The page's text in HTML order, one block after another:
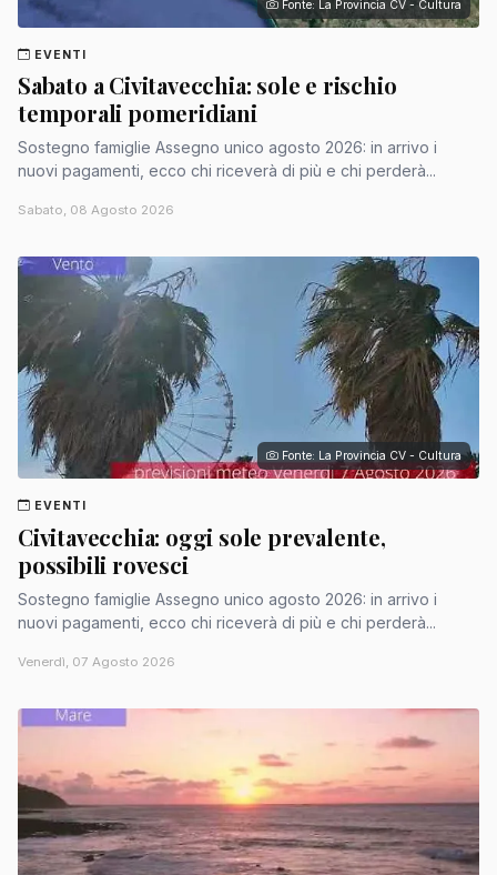
Fonte: La Provincia CV - Cultura
EVENTI
Sabato a Civitavecchia: sole e rischio
temporali pomeridiani
Sostegno famiglie Assegno unico agosto 2026: in arrivo i
nuovi pagamenti, ecco chi riceverà di più e chi perderà...
Sabato, 08 Agosto 2026
Fonte: La Provincia CV - Cultura
EVENTI
Civitavecchia: oggi sole prevalente,
possibili rovesci
Sostegno famiglie Assegno unico agosto 2026: in arrivo i
nuovi pagamenti, ecco chi riceverà di più e chi perderà...
Venerdì, 07 Agosto 2026